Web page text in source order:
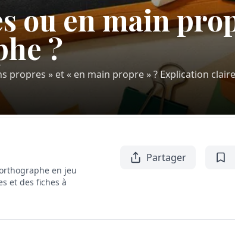
ou en main
?
» et « en main propre » ? Explication claire
en jeu
et des fiches à
Partager